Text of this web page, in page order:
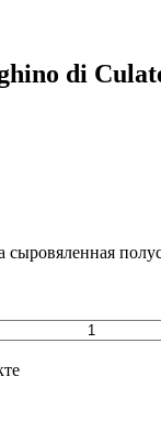
di